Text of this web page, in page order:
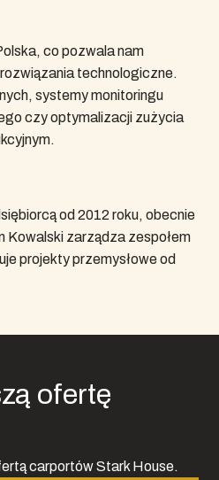
co pozwala nam
technologiczne.
systemy monitoringu
czy optymalizacji zużycia
od 2012 roku, obecnie
Kowalski zarządza zespołem
projekty przemysłowe od
ofertę
carportów Stark House.